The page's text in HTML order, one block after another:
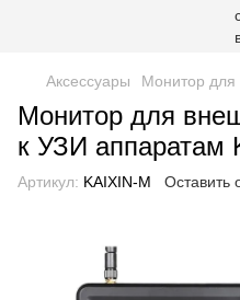
Аксессуары Монитор для
Монитор для
к УЗИ аппаратам
Артикул: KAIXIN-M Оставить